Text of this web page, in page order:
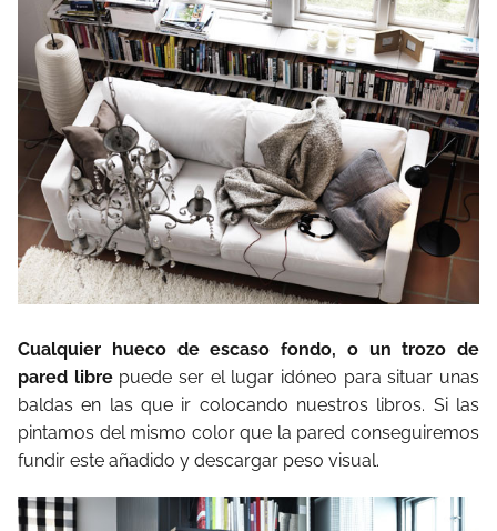
Cualquier hueco de escaso fondo, o un trozo de
pared librepuede ser el lugar idóneo para situar unas
baldas en las que ir colocando nuestros libros. Si las
pintamos del mismo color que la pared conseguiremos
fundir este añadido y descargar peso visual.